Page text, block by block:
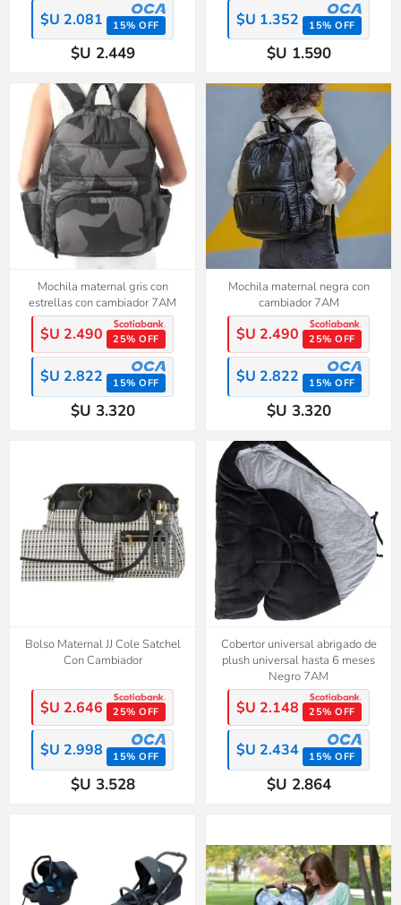
$U 2.081 15% OFF
$U 2.449
$U 1.352 15% OFF
$U 1.590
Mochila maternal gris con
estrellas con cambiador 7AM
$U 2.490 25% OFF
$U 2.822 15% OFF
$U 3.320
Mochila maternal negra con
cambiador 7AM
$U 2.490 25% OFF
$U 2.822 15% OFF
$U 3.320
Bolso Maternal JJ Cole Satchel
Con Cambiador
$U 2.646 25% OFF
$U 2.998 15% OFF
$U 3.528
Cobertor universal abrigado de
plush universal hasta 6 meses
Negro 7AM
$U 2.148 25% OFF
$U 2.434 15% OFF
$U 2.864